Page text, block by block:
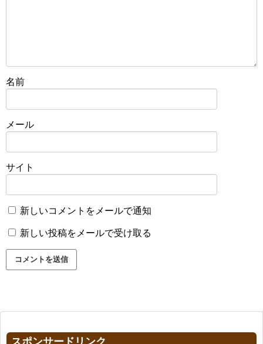
名前
メール
サイト
新しいコメントをメールで通知
新しい投稿をメールで受け取る
スポンサードリンク